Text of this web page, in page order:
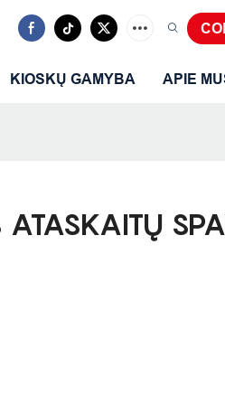
KIOSKŲ GAMYBA APIE